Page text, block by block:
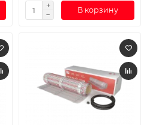
В корзину